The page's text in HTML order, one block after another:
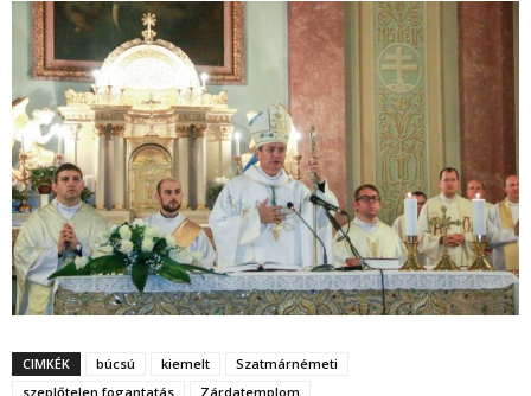
CIMKÉK búcsú kiemelt
Szatmárnémeti
szeplőtelen fogantatás
Zárdatemplom